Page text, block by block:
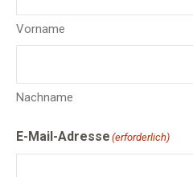
Vorname
Nachname
E-Mail-Adresse (erforderlich)